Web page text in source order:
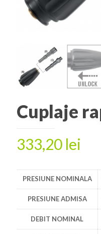
Cuplaje
333,20 lei
PRESIUNE NOMINALA
PRESIUNE ADMISA
DEBIT NOMINAL